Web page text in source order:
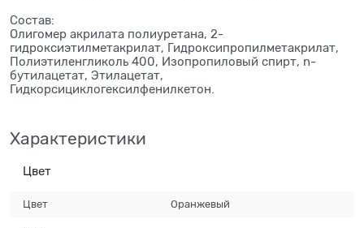
Состав:
Олигомер акрилата полиуретана, 2-
гидроксиэтилметакрилат, Гидроксипропилметакрилат,
Полиэтиленгликоль 400, Изопропиловый спирт, n-
бутилацетат, Этилацетат,
Гидкорсициклогексилфенилкетон.
Характеристики
Цвет
Цвет Оранжевый